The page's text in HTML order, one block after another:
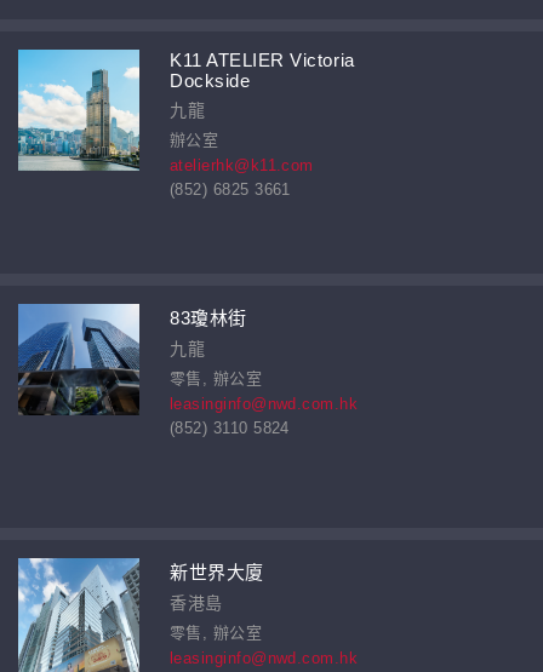
K11 ATELIER Victoria
Dockside
九龍
辦公室
atelierhk@k11.com
(852) 6825 3661
83瓊林街
九龍
零售, 辦公室
leasinginfo@nwd.com.hk
(852) 3110 5824
新世界大廈
香港島
零售, 辦公室
leasinginfo@nwd.com.hk